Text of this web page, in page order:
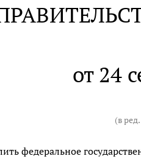
от 24
(в
федеральное